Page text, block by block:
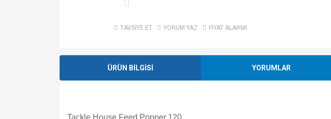
TAVSİYE ET YORUM YAZ FİYAT ALARMI
ÜRÜN BİLGİSİ YORUMLAR
Tackle House Feed Popper 120